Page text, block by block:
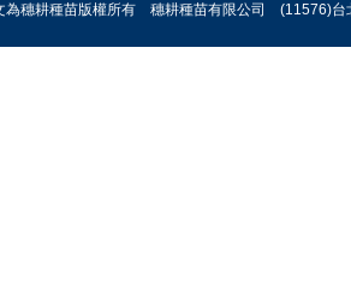
為穗耕種苗版權所有 穗耕種苗有限公司 (11576)